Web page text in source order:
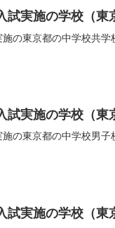
実施の学校（東
の東京都の中学校共
実施の学校（東
の東京都の中学校男子
実施の学校（東